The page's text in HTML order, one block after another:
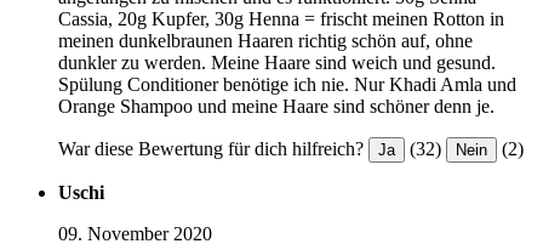
Cassia, 20g Kupfer, 30g Henna = frischt meinen Rotton in
meinen dunkelbraunen Haaren richtig schön auf, ohne
dunkler zu werden. Meine Haare sind weich und gesund.
Spülung Conditioner benötige ich nie. Nur Khadi Amla und
Orange Shampoo und meine Haare sind schöner denn je.
War diese Bewertung für dich hilfreich? Ja (32) Nein (2)
Uschi
09. November 2020